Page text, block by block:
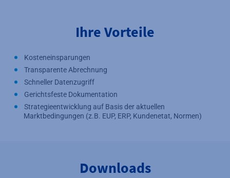
Ihre Vorteile
Kosteneinsparungen
Transparente Abrechnung
Schneller Datenzugriff
Gerichtsfeste Dokumentation
Strategieentwicklung auf Basis der aktuellen
Marktbedingungen (z.B. EUP, ERP, Kundenetat, Normen)
Downloads